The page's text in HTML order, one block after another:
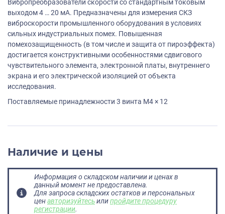
Вибропреобразователи скорости со стандартным токовым
выходом 4 … 20 мА. Предназначены для измерения СКЗ
виброскорости промышленного оборудования в условиях
сильных индустриальных помех. Повышенная
помехозащищенность (в том числе и защита от пироэффекта)
достигается конструктивными особенностями сдвигового
чувствительного элемента, электронной платы, внутреннего
экрана и его электрической изоляцией от объекта
исследования.
Поставляемые принадлежности 3 винта M4 × 12
Наличие и цены
Информация о складском наличии и ценах в
данный момент не предоставлена.
Для запроса складских остатков и персональных
ценавторизуйтесьилипройдите процедуру
регистрации.